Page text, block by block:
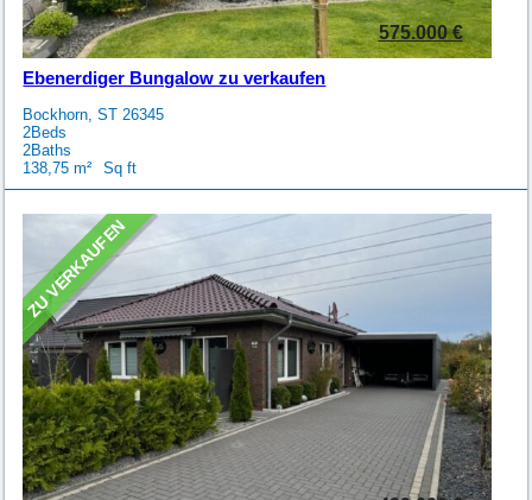
575.000 €
Ebenerdiger Bungalow zu verkaufen
Bockhorn, ST 26345
2Beds
2Baths
138,75
Sq ft
ZU VERKAUFEN